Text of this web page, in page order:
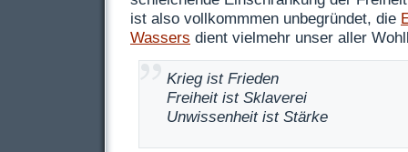
ist also vollkommmen unbegründet, die
Wassers dient vielmehr unser aller
Krieg ist Frieden
Freiheit ist Sklaverei
Unwissenheit ist Stärke